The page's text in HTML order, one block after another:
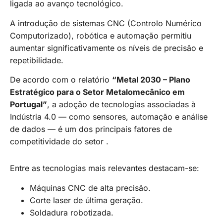
ligada ao avanço tecnológico.
A introdução de sistemas CNC (Controlo Numérico
Computorizado), robótica e automação permitiu
aumentar significativamente os níveis de precisão e
repetibilidade.
De acordo com o relatório “Metal 2030 – Plano
Estratégico para o Setor Metalomecânico em
Portugal”, a adoção de tecnologias associadas à
Indústria 4.0 — como sensores, automação e análise
de dados — é um dos principais fatores de
competitividade do setor .
Entre as tecnologias mais relevantes destacam-se:
Máquinas CNC de alta precisão.
Corte laser de última geração.
Soldadura robotizada.